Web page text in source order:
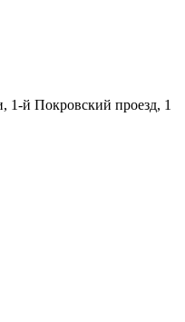
1-й Покровский проезд, 1